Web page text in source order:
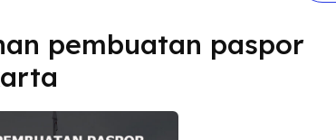
pembuatan paspor